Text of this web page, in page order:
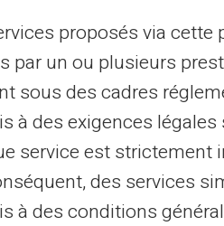
yra galimybė ką nors
proposés via cette
par un ou plusieurs
sous des cadres
à des exigences
service est strictement
des services
à des conditions